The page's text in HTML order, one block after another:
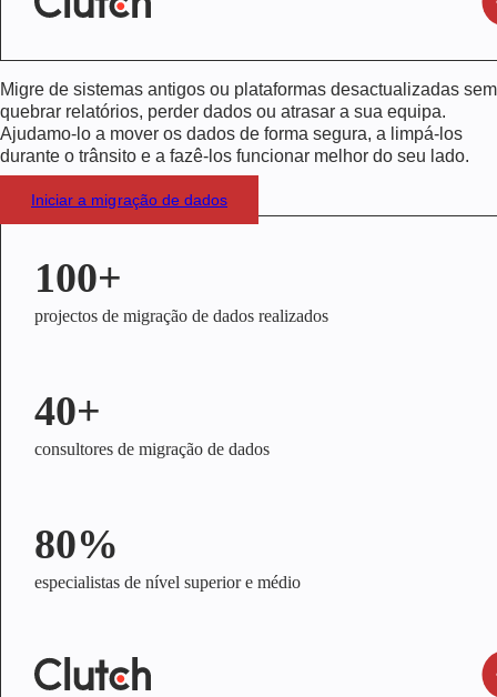
Migre de sistemas antigos ou plataformas desactualizadas sem
quebrar relatórios, perder dados ou atrasar a sua equipa.
Ajudamo-lo a mover os dados de forma segura, a limpá-los
durante o trânsito e a fazê-los funcionar melhor do seu lado.
Iniciar a migração de dados
100+
projectos de migração de dados realizados
40+
consultores de migração de dados
80%
especialistas de nível superior e médio